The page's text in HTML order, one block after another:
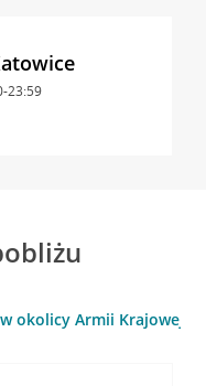
23:59
w okolicy Armii Krajowej